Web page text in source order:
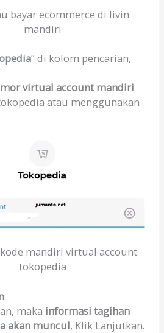
bayar ecommerce di livin
mandiri
” di kolom pencarian,
virtual account mandiri
atau menggunakan
mandiri virtual account
tokopedia
.
maka informasi tagihan
akan muncul, Klik Lanjutkan.